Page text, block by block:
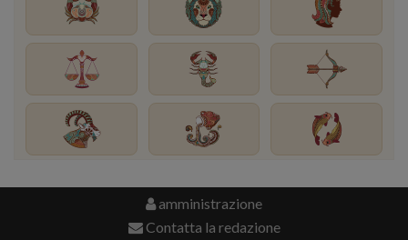
amministrazione
Contatta la redazione